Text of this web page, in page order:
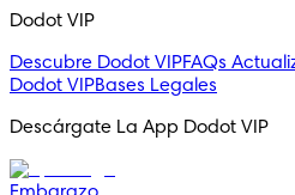
Dodot VIP
Descubre Dodot VIPFAQs
Dodot VIPBases Legales
Descárgate La App Dodot VIP